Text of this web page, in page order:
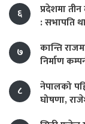
६
प्रदेशमा
: सभापति
७
कान्ति
निर्माण
८
नेपालको
घोषणा,